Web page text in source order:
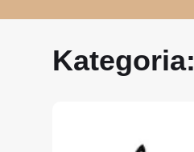
Kategoria: